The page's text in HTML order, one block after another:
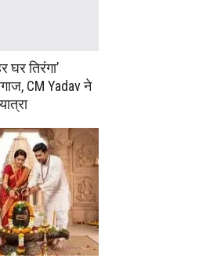
घर तिरंगा’
CM Yadav ने